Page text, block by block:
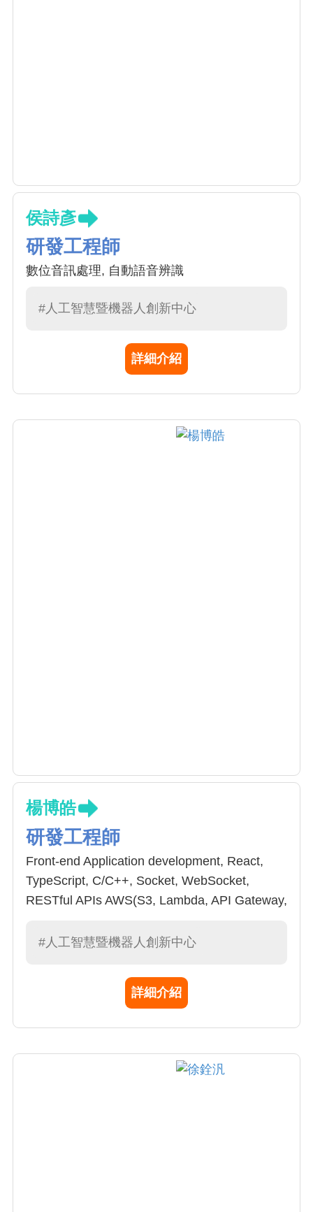
侯詩彥
研發工程師
數位音訊處理, 自動語音辨識
#人工智慧暨機器人創新中心
詳細介紹
楊博皓
研發工程師
Front-end Application development, React,
TypeScript, C/C++, Socket, WebSocket,
RESTful APIs AWS(S3, Lambda, API Gateway,
DevOps) K8s
#人工智慧暨機器人創新中心
詳細介紹